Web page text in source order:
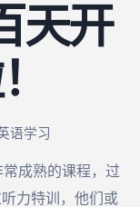
天开
语学习
成熟的课程，过
力特训，他们或